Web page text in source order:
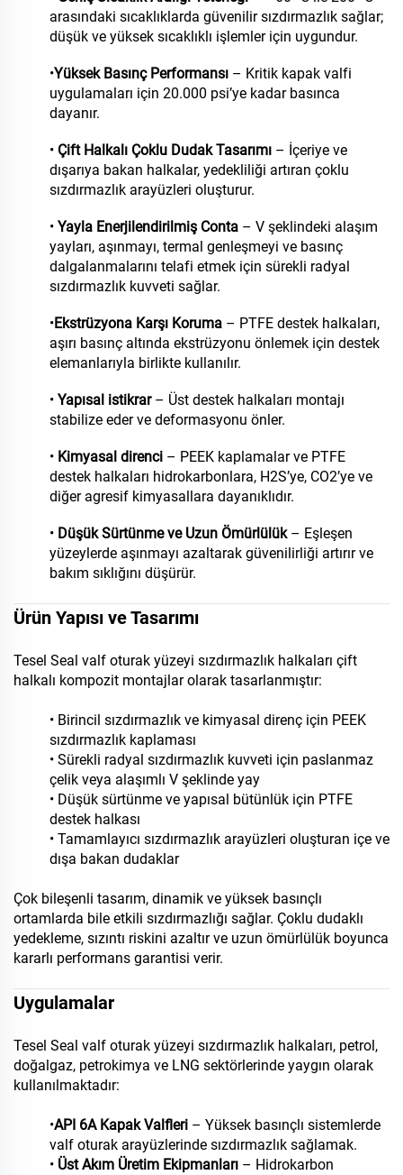
arasındaki sıcaklıklarda güvenilir sızdırmazlık sağlar;
düşük ve yüksek sıcaklıklı işlemler için uygundur.
•Yüksek Basınç Performansı – Kritik kapak valfi
uygulamaları için 20.000 psi’ye kadar basınca
dayanır.
• Çift Halkalı Çoklu Dudak Tasarımı – İçeriye ve
dışarıya bakan halkalar, yedekliliği artıran çoklu
sızdırmazlık arayüzleri oluşturur.
• Yayla Enerjilendirilmiş Conta – V şeklindeki alaşım
yayları, aşınmayı, termal genleşmeyi ve basınç
dalgalanmalarını telafi etmek için sürekli radyal
sızdırmazlık kuvveti sağlar.
•Ekstrüzyona Karşı Koruma – PTFE destek halkaları,
aşırı basınç altında ekstrüzyonu önlemek için destek
elemanlarıyla birlikte kullanılır.
• Yapısal istikrar – Üst destek halkaları montajı
stabilize eder ve deformasyonu önler.
• Kimyasal direnci – PEEK kaplamalar ve PTFE
destek halkaları hidrokarbonlara, H2S’ye, CO2’ye ve
diğer agresif kimyasallara dayanıklıdır.
• Düşük Sürtünme ve Uzun Ömürlülük – Eşleşen
yüzeylerde aşınmayı azaltarak güvenilirliği artırır ve
bakım sıklığını düşürür.
Ürün Yapısı ve Tasarımı
Tesel Seal valf oturak yüzeyi sızdırmazlık halkaları çift
halkalı kompozit montajlar olarak tasarlanmıştır:
• Birincil sızdırmazlık ve kimyasal direnç için PEEK
sızdırmazlık kaplaması
• Sürekli radyal sızdırmazlık kuvveti için paslanmaz
çelik veya alaşımlı V şeklinde yay
• Düşük sürtünme ve yapısal bütünlük için PTFE
destek halkası
• Tamamlayıcı sızdırmazlık arayüzleri oluşturan içe ve
dışa bakan dudaklar
Çok bileşenli tasarım, dinamik ve yüksek basınçlı
ortamlarda bile etkili sızdırmazlığı sağlar. Çoklu dudaklı
yedekleme, sızıntı riskini azaltır ve uzun ömürlülük boyunca
kararlı performans garantisi verir.
Uygulamalar
Tesel Seal valf oturak yüzeyi sızdırmazlık halkaları, petrol,
doğalgaz, petrokimya ve LNG sektörlerinde yaygın olarak
kullanılmaktadır:
•API 6A Kapak Valfleri – Yüksek basınçlı sistemlerde
valf oturak arayüzlerinde sızdırmazlık sağlamak.
• Üst Akım Üretim Ekipmanları – Hidrokarbon